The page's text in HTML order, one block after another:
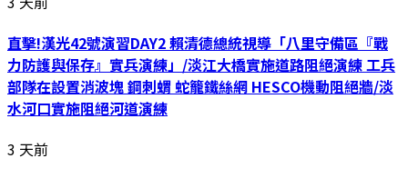
直擊!漢光42號演習DAY2 賴清德總統視導「八里守備區『戰
力防護與保存』實兵演練」/淡江大橋實施道路阻絕演練 工兵
部隊在設置消波塊 鋼刺蝟 蛇籠鐵絲網 HESCO機動阻絕牆/淡
水河口實施阻絕河道演練
3 天前